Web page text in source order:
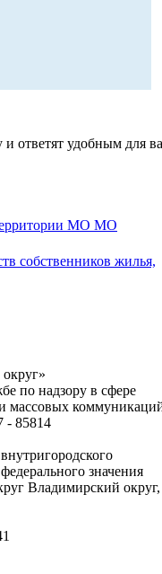
ответят удобным для
МО МО
собственников жилья,
по надзору в сфере
массовых
85814
значения
Владимирский округ,